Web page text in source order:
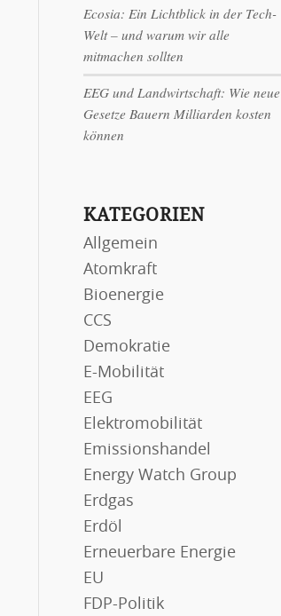
Ecosia: Ein Lichtblick in der Tech-
Welt – und warum wir alle
mitmachen sollten
EEG und Landwirtschaft: Wie neue
Gesetze Bauern Milliarden kosten
können
KATEGORIEN
Allgemein
Atomkraft
Bioenergie
CCS
Demokratie
E-Mobilität
EEG
Elektromobilität
Emissionshandel
Energy Watch Group
Erdgas
Erdöl
Erneuerbare Energie
EU
FDP-Politik